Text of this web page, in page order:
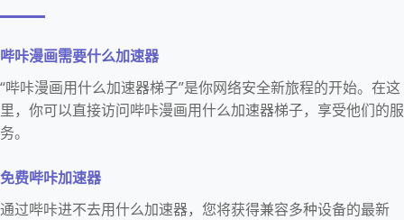
哔咔漫画需要什么加速器
“哔咔漫画用什么加速器梯子”是你网络安全新旅程的开始。在这
里，你可以直接访问哔咔漫画用什么加速器梯子，享受他们的服
务。
免费哔咔加速器
通过哔咔进不去用什么加速器，您将获得兼容多种设备的最新